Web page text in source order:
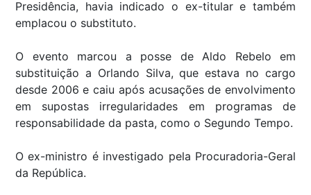
Presidência, havia indicado o ex-titular e também
emplacou o substituto.
O evento marcou a posse de Aldo Rebelo em
substituição a Orlando Silva, que estava no cargo
desde 2006 e caiu após acusações de envolvimento
em supostas irregularidades em programas de
responsabilidade da pasta, como o Segundo Tempo.
O ex-ministro é investigado pela Procuradoria-Geral
da República.